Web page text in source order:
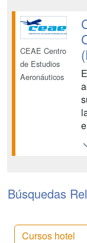
CEAE Centro
de Estudios
Aeronáuticos
Búsquedas
Cursos hotel